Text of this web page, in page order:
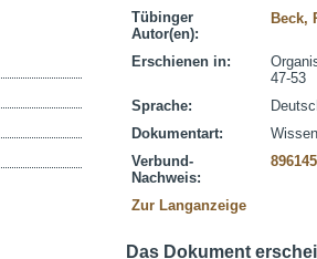
Tübinger
Autor(en):
Beck,
Erschienen in:
47-53
Sprache:
Dokumentart:
Verbund-
Nachweis:
Zur Langanzeige
Das Dokument